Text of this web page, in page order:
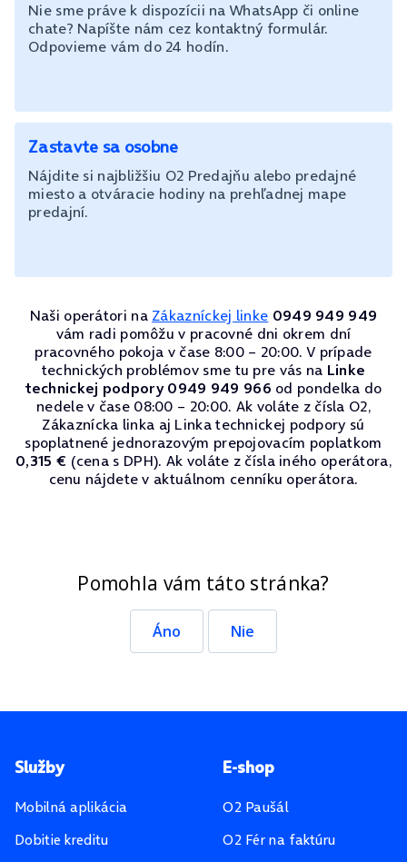
Nie sme práve k dispozícii na WhatsApp či online
chate? Napíšte nám cez kontaktný formulár.
Odpovieme vám do 24 hodín.
Zastavte sa osobne
Nájdite si najbližšiu O2 Predajňu alebo predajné
miesto a otváracie hodiny na prehľadnej mape
predajní.
Naši operátori na Zákazníckej linke 0949 949 949
vám radi pomôžu v pracovné dni okrem dní
pracovného pokoja v čase 8:00 – 20:00. V prípade
technických problémov sme tu pre vás na Linke
technickej podpory 0949 949 966 od pondelka do
nedele v čase 08:00 – 20:00. Ak voláte z čísla O2,
Zákaznícka linka aj Linka technickej podpory sú
spoplatnené jednorazovým prepojovacím poplatkom
0,315 € (cena s DPH). Ak voláte z čísla iného operátora,
cenu nájdete v aktuálnom cenníku operátora.
Pomohla vám táto stránka?
Áno Nie
Pätička stránky
Služby
Mobilná aplikácia
Dobitie kreditu
E-shop
O2 Paušál
O2 Fér na faktúru